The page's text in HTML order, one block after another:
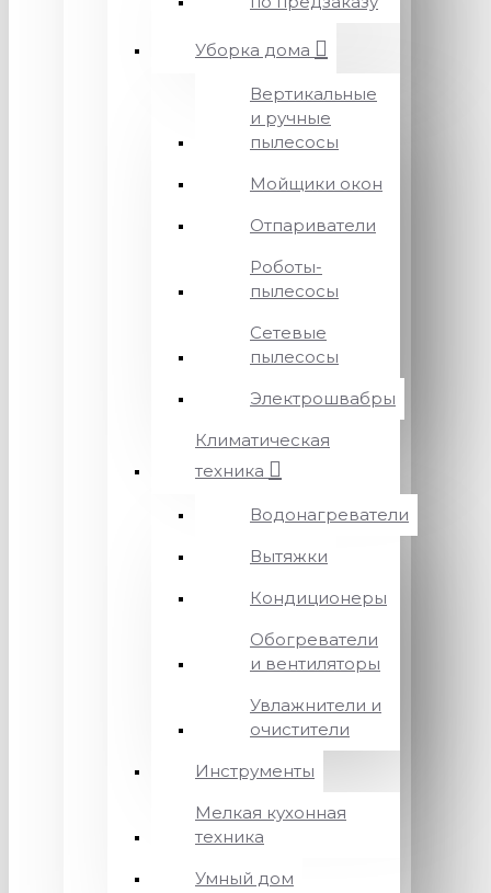
Уборка дома
Вертикальные
и ручные
пылесосы
Мойщики окон
Отпариватели
Роботы-
пылесосы
Сетевые
пылесосы
Электрошвабры
Климатическая
техника
Водонагреватели
Вытяжки
Кондиционеры
Обогреватели
и вентиляторы
Увлажнители и
очистители
Инструменты
Мелкая кухонная
техника
Умный дом